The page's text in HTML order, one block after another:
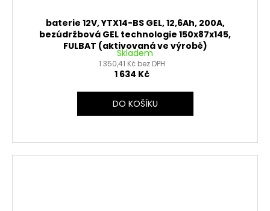
baterie 12V, YTX14-BS GEL, 12,6Ah, 200A,
bezúdržbová GEL technologie 150x87x145,
FULBAT (aktivovaná ve výrobě)
Skladem
1 350,41 Kč bez DPH
1 634 Kč
DO KOŠÍKU